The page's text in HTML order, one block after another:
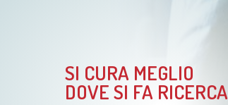
SI CURA MEGLIO
DOVE SI FA RICERCA